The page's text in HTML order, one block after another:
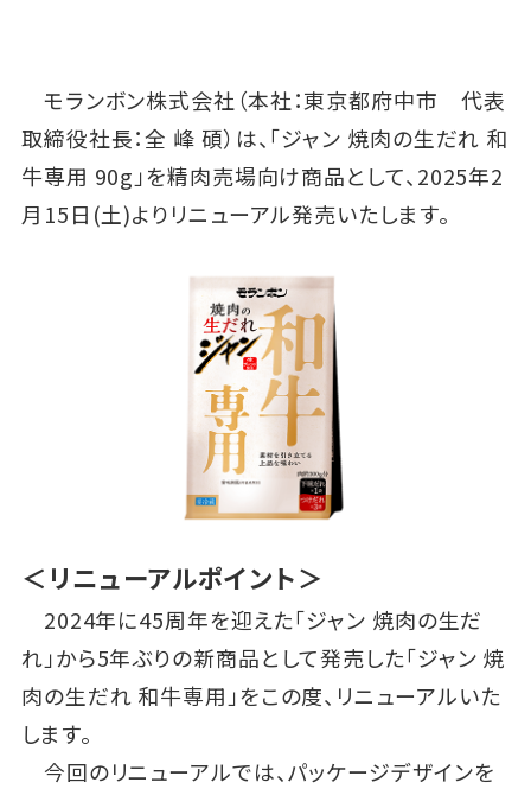
モランボン株式会社（本社：東京都府中市 代表
取締役社長：全 峰 碩）は、「ジャン 焼肉の生だれ 和
牛専用 90g」を精肉売場向け商品として、2025年2
月15日(土)よりリニューアル発売いたします。
＜リニューアルポイント＞
2024年に45周年を迎えた「ジャン 焼肉の生だ
れ」から5年ぶりの新商品として発売した「ジャン 焼
肉の生だれ 和牛専用」をこの度、リニューアルいた
します。
今回のリニューアルでは、パッケージデザインを